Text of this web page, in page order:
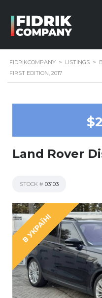
FIDRIKCOMPANY > LISTINGS >
FIRST EDITION, 2017
Land Rover
STOCK # 03103
В УКРАЇНІ